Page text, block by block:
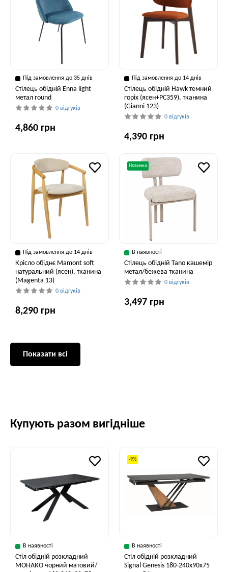
Під замовлення до 35 днів
Стілець обідній Enna light
метал round
0 відгуків
4,860 грн
Під замовлення до 14 днів
Стілець обідній Hawk темний
горіх (ясен+PC359), тканина
(Gianni 123)
0 відгуків
4,390 грн
Під замовлення до 14 днів
Крісло обіднє Mamont soft
натуральний (ясен), тканина
(Magenta 13)
0 відгуків
8,290 грн
Новинка
В наявності
Cтілець обідній Tano кашемір
метал/бежева тканина
0 відгуків
3,497 грн
Показати всі
Купують разом вигідніше
В наявності
Стіл обідній розкладний
МОНАКО чорний матовий/
-9%
В наявності
Стіл обідній розкладний
Signal Genesis 180-240x90x75